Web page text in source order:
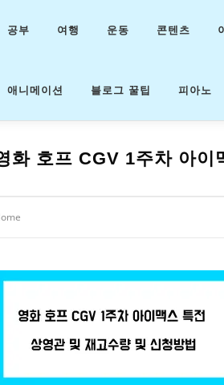
공부 여행 운동 콘텐츠
애니메이션 블로그 꿀팁 피아노
화 호프 CGV 1주차 아이